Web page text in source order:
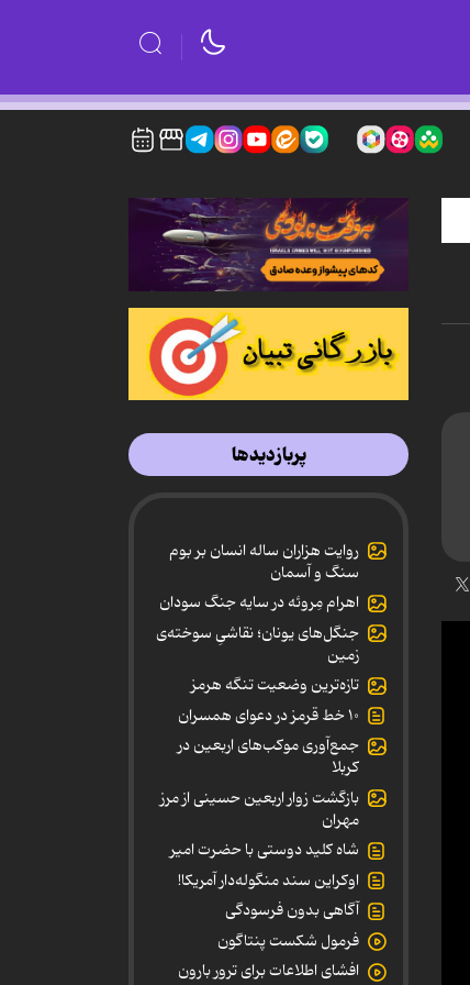
پربازدیدها
روایت هزاران ساله انسان بر بوم
سنگ و آسمان
اهرام مِروئه در سایه جنگ سودان
جنگل‌های یونان؛ نقاشیِ سوخته‌ی
زمین
تازه‌ترین وضعیت تنگه هرمز
۱۰ خط قرمز در دعوای همسران
جمع‌آوری موکب‌های اربعین در
کربلا
بازگشت زوار اربعین حسینی از مرز
مهران
شاه کلید دوستی با حضرت امیر
اوکراین سند منگوله‌دار آمریکا!
آگاهی بدون فرسودگی
فرمول شکست پنتاگون
افشای اطلاعات برای ترور بارون